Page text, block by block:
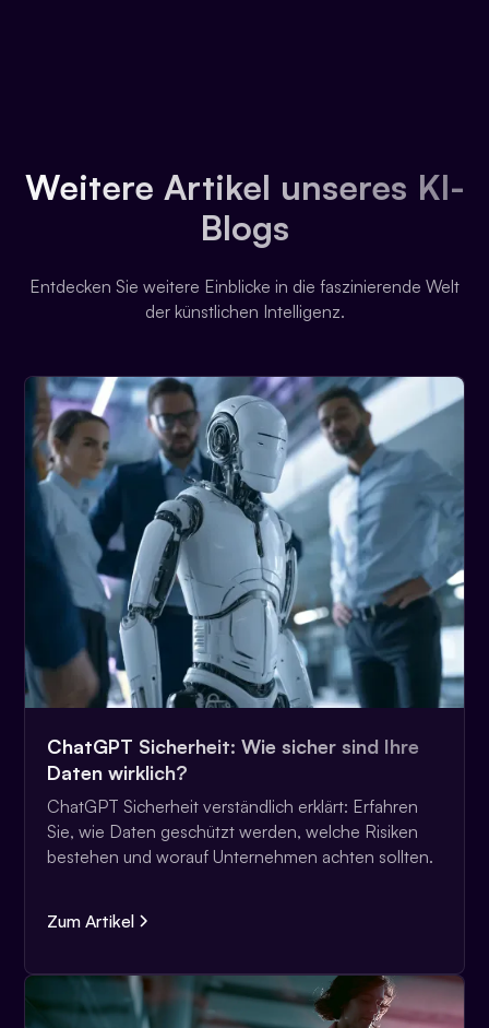
Weitere Artikel unseres KI-
Blogs
Entdecken Sie weitere Einblicke in die faszinierende Welt
der künstlichen Intelligenz.
ChatGPT Sicherheit: Wie sicher sind Ihre
Daten wirklich?
ChatGPT Sicherheit verständlich erklärt: Erfahren
Sie, wie Daten geschützt werden, welche Risiken
bestehen und worauf Unternehmen achten sollten.
Zum Artikel